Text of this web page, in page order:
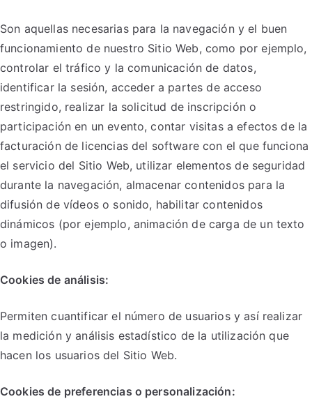
Son aquellas necesarias para la navegación y el buen
funcionamiento de nuestro Sitio Web, como por ejemplo,
controlar el tráfico y la comunicación de datos,
identificar la sesión, acceder a partes de acceso
restringido, realizar la solicitud de inscripción o
participación en un evento, contar visitas a efectos de la
facturación de licencias del software con el que funciona
el servicio del Sitio Web, utilizar elementos de seguridad
durante la navegación, almacenar contenidos para la
difusión de vídeos o sonido, habilitar contenidos
dinámicos (por ejemplo, animación de carga de un texto
o imagen).
Cookies de análisis:
Permiten cuantificar el número de usuarios y así realizar
la medición y análisis estadístico de la utilización que
hacen los usuarios del Sitio Web.
Cookies de preferencias o personalización: